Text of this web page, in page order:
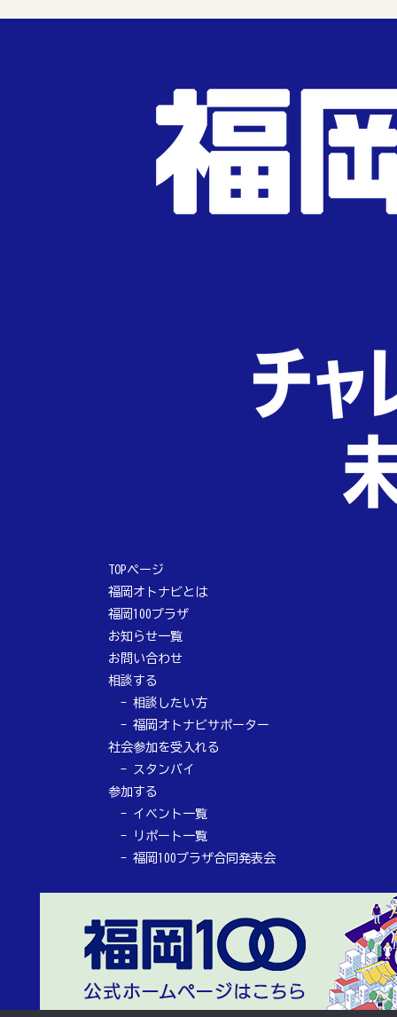
TOPページ
福岡オトナビとは
福岡100プラザ
お知らせ一覧
お問い合わせ
相談する
相談したい方
福岡オトナビサポーター
社会参加を受入れる
スタンバイ
参加する
イベント一覧
リポート一覧
福岡100プラザ合同発表会